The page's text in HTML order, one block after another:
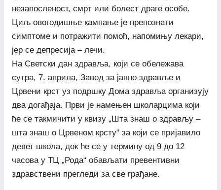
незапосленост, смрт или болест драге особе.
Циљ овогодишње кампање је препознати
симптоме и потражити помоћ, напомињу лекари,
јер се депресија – лечи.
На Светски дан здравља, који се обележава
сутра, 7. априла, Завод за јавно здравље и
Црвени крст уз подршку Дома здравља организују
два догађаја. Први је намењен школарцима који
ће се такмичити у квизу „Шта знаш о здрављу –
шта знаш о Црвеном крсту“ за који се пријавило
девет школа, док ће се у термину од 9 до 12
часова у ТЦ „Рода“ обављати превентивни
здравствени прегледи за све грађане.